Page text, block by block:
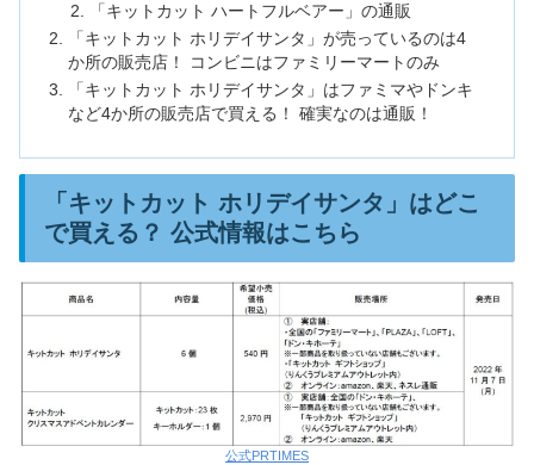
「キットカット ハートフルベアー」の通販
「キットカット ホリデイサンタ」が売っているのは4
か所の販売店！ コンビニはファミリーマートのみ
「キットカット ホリデイサンタ」はファミマやドンキ
など4か所の販売店で買える！ 確実なのは通販！
「キットカット ホリデイサンタ」はどこ
で買える？ 公式情報はこちら
公式PRTIMES